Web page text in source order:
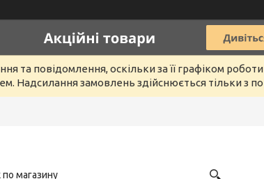
та повідомлення, оскільки за її графіком
Надсилання замовлень здійснюється тільки з